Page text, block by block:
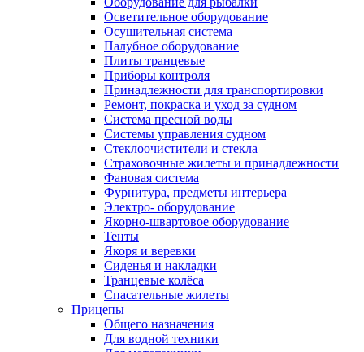
Осветительное оборудование
Осушительная система
Палубное оборудование
Плиты транцевые
Приборы контроля
Принадлежности для транспортировки
Ремонт, покраска и уход за судном
Система пресной воды
Системы управления судном
Стеклоочистители и стекла
Страховочные жилеты и принадлежности
Фановая система
Фурнитура, предметы интерьера
Электро- оборудование
Якорно-швартовое оборудование
Тенты
Якоря и веревки
Сиденья и накладки
Транцевые колёса
Спасательные жилеты
Прицепы
Общего назначения
Для водной техники